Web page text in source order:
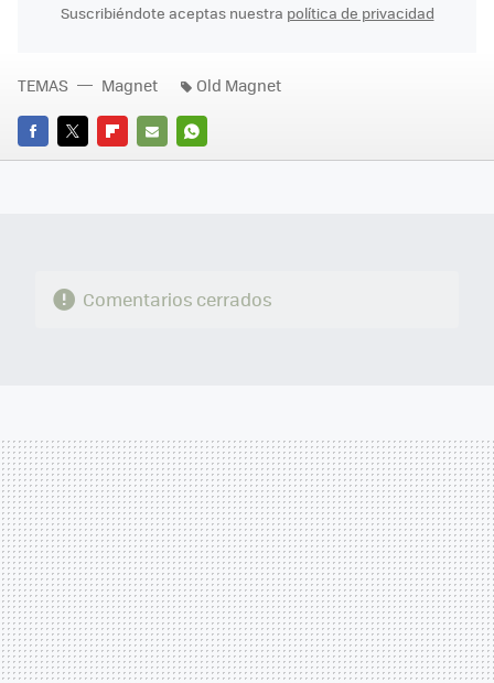
Suscribiéndote aceptas nuestra política de privacidad
FACEBOOK
TWITTERFLIPBOARD
E-
WHATSAPP
TEMAS Magnet Old Magnet
Comentarios cerrados